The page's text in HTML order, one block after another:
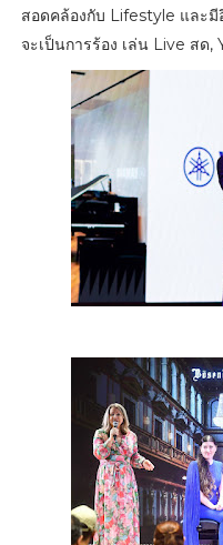
สอดคล้องกับ Lifestyle และ
จะเป็นการร้อง เล่น Live สด